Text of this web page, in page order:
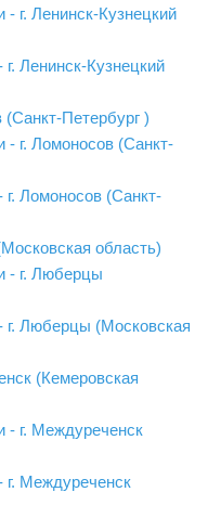
(Санкт-Петербург )
(Московская область)